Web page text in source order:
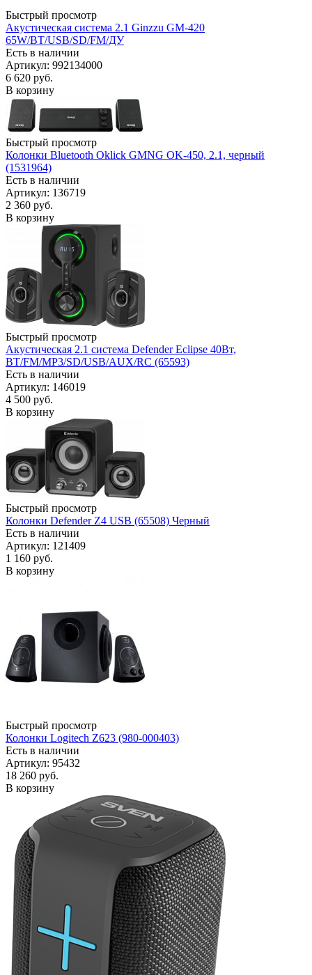
Быстрый просмотр
Акустическая система 2.1 Ginzzu GM-420
65W/BT/USB/SD/FM/ДУ
Есть в наличии
Артикул: 992134000
6 620 руб.
В корзину
Быстрый просмотр
Колонки Bluetooth Oklick GMNG OK-450, 2.1, черный
(1531964)
Есть в наличии
Артикул: 136719
2 360 руб.
В корзину
Быстрый просмотр
Акустическая 2.1 система Defender Eclipse 40Вт,
BT/FM/MP3/SD/USB/AUX/RC (65593)
Есть в наличии
Артикул: 146019
4 500 руб.
В корзину
Быстрый просмотр
Колонки Defender Z4 USB (65508) Черный
Есть в наличии
Артикул: 121409
1 160 руб.
В корзину
Быстрый просмотр
Колонки Logitech Z623 (980-000403)
Есть в наличии
Артикул: 95432
18 260 руб.
В корзину